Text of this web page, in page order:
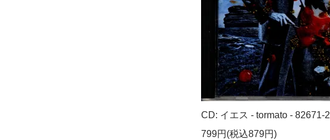
CD: イエス - tormato - 82671-2
799円(税込879円)